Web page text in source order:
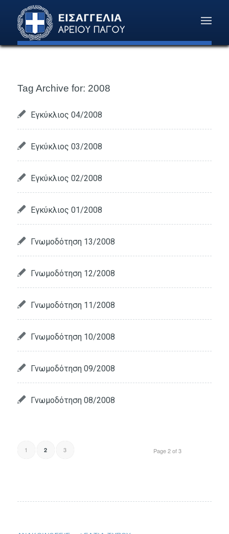
Tag Archive for: 2008
Εγκύκλιος 04/2008
Εγκύκλιος 03/2008
Εγκύκλιος 02/2008
Εγκύκλιος 01/2008
Γνωμοδότηση 13/2008
Γνωμοδότηση 12/2008
Γνωμοδότηση 11/2008
Γνωμοδότηση 10/2008
Γνωμοδότηση 09/2008
Γνωμοδότηση 08/2008
Page 2 of 3
1 2 3